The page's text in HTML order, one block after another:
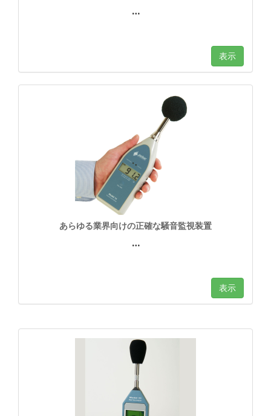
…
表示
あらゆる業界向けの正確な騒音監視装置
…
表示